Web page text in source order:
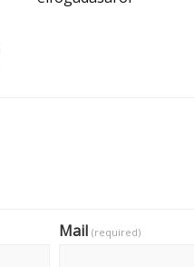
Mail (required)